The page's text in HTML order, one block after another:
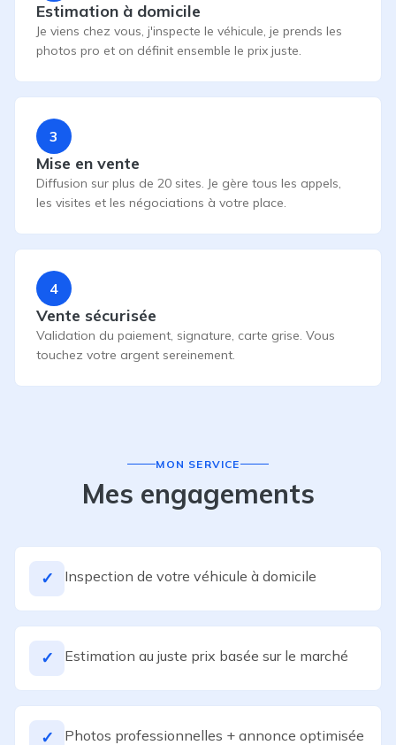
Estimation à domicile
Je viens chez vous, j'inspecte le véhicule, je prends les
photos pro et on définit ensemble le prix juste.
3
Mise en vente
Diffusion sur plus de 20 sites. Je gère tous les appels,
les visites et les négociations à votre place.
4
Vente sécurisée
Validation du paiement, signature, carte grise. Vous
touchez votre argent sereinement.
MON SERVICE
Mes engagements
✓ Inspection de votre véhicule à domicile
✓ Estimation au juste prix basée sur le marché
✓ Photos professionnelles + annonce optimisée